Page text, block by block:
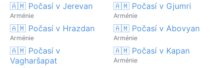
🇦🇲 Počasí v Jerevan
Arménie
🇦🇲 Počasí v Gjumri
Arménie
🇦🇲 Počasí v Hrazdan
Arménie
🇦🇲 Počasí v Abovyan
Arménie
🇦🇲 Počasí v
Vagharšapat
🇦🇲 Počasí v Kapan
Arménie